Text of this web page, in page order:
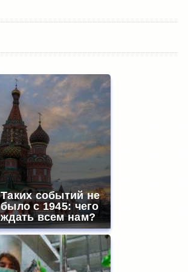
Таких событий не
было с 1945: чего
ждать всем нам?